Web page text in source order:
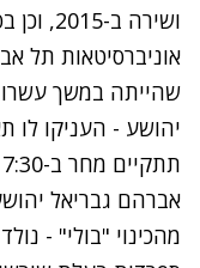
ושירה
אוניברסיטאות תל
שהייתה במשך
יהושע - העניקו לו
תתקיים מחר ב-17:30 בבית העלמין בעין כרמל.
אברהם גבריאל
מהכינוי "בולי" -